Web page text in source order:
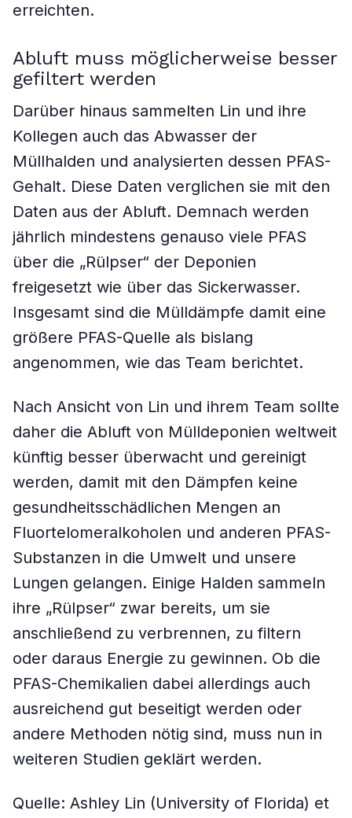
erreichten.
Abluft muss möglicherweise besser
gefiltert werden
Darüber hinaus sammelten Lin und ihre
Kollegen auch das Abwasser der
Müllhalden und analysierten dessen PFAS-
Gehalt. Diese Daten verglichen sie mit den
Daten aus der Abluft. Demnach werden
jährlich mindestens genauso viele PFAS
über die „Rülpser“ der Deponien
freigesetzt wie über das Sickerwasser.
Insgesamt sind die Mülldämpfe damit eine
größere PFAS-Quelle als bislang
angenommen, wie das Team berichtet.
Nach Ansicht von Lin und ihrem Team sollte
daher die Abluft von Mülldeponien weltweit
künftig besser überwacht und gereinigt
werden, damit mit den Dämpfen keine
gesundheitsschädlichen Mengen an
Fluortelomeralkoholen und anderen PFAS-
Substanzen in die Umwelt und unsere
Lungen gelangen. Einige Halden sammeln
ihre „Rülpser“ zwar bereits, um sie
anschließend zu verbrennen, zu filtern
oder daraus Energie zu gewinnen. Ob die
PFAS-Chemikalien dabei allerdings auch
ausreichend gut beseitigt werden oder
andere Methoden nötig sind, muss nun in
weiteren Studien geklärt werden.
Quelle: Ashley Lin (University of Florida) et